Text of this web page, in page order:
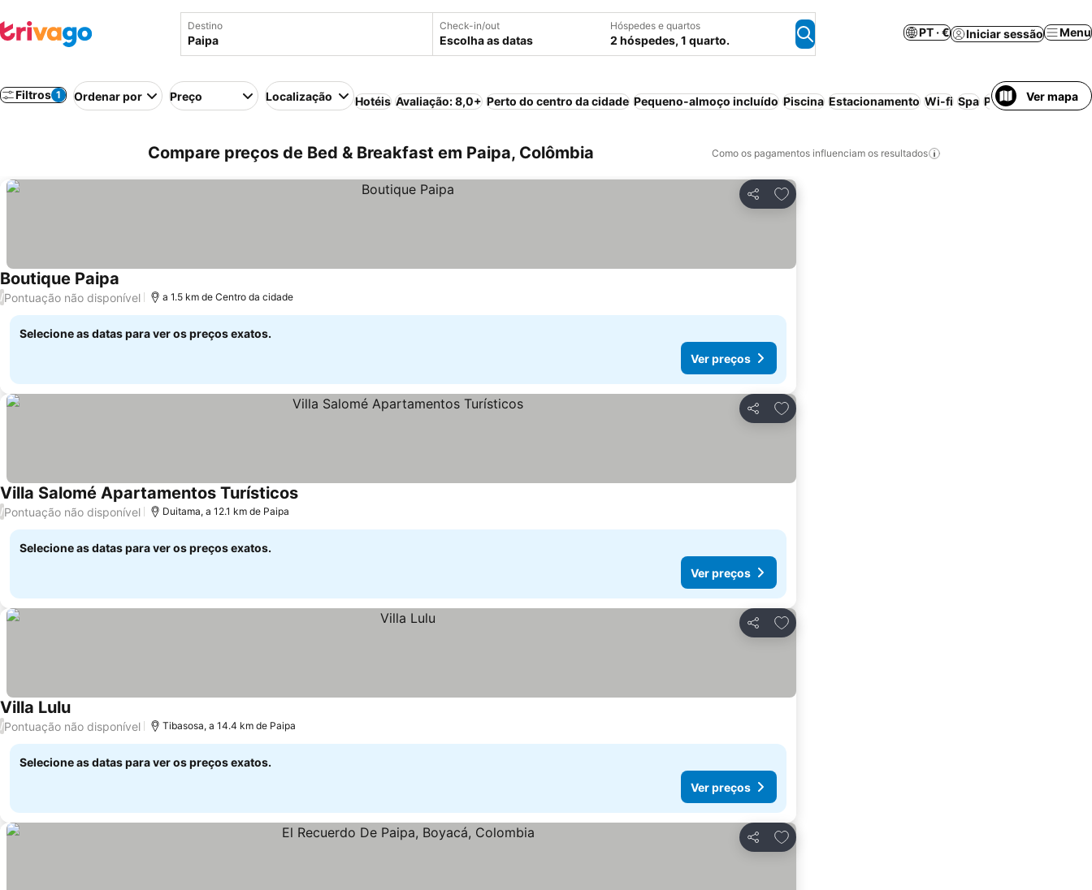
Destino Check-in/out
Escolha as datas
Hóspedes e quartos
2 hóspedes, 1 quarto.
PT · € Iniciar sessão Menu
Filtros 1 Ordenar por Preço Localização Hotéis Avaliação: 8,0+ Perto do centro da cidade Pequeno-almoço incluído Piscina Estacionamento Wi-fi Spa Pensão completa
Ver mapa
Compare preços de Bed & Breakfast em Paipa, Colômbia Como os pagamentos influenciam os resultados
Partilhar
Adicionar aos favoritos
Boutique Paipa
/Pontuação não disponível a 1.5 km de Centro da cidade
Selecione as datas para ver os preços exatos.
Ver preços
Partilhar
Adicionar aos favoritos
Villa Salomé Apartamentos Turísticos
/Pontuação não disponível Duitama, a 12.1 km de Paipa
Selecione as datas para ver os preços exatos.
Ver preços
Partilhar
Adicionar aos favoritos
Villa Lulu
/Pontuação não disponível Tibasosa, a 14.4 km de Paipa
Selecione as datas para ver os preços exatos.
Ver preços
Partilhar
Adicionar aos favoritos